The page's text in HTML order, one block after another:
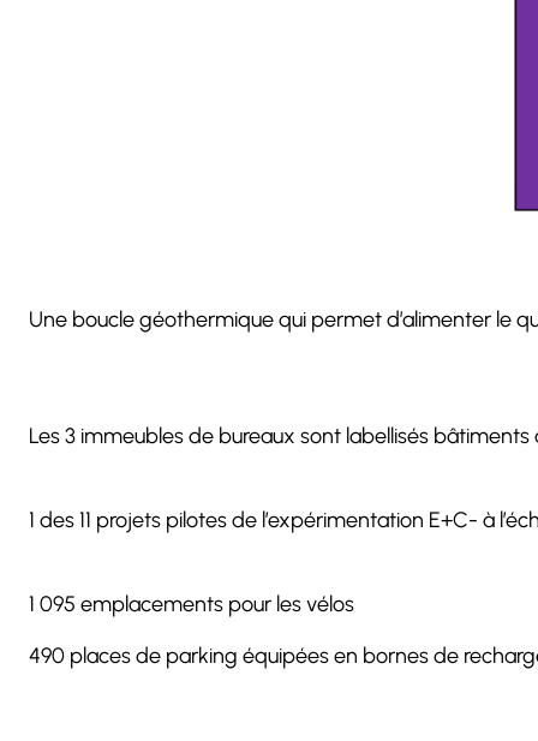
Une boucle géothermique qui permet d’alimenter le
Les 3 immeubles de bureaux sont labellisés
1 des 11 projets pilotes de l’expérimentation E+C- à
1 095 emplacements pour les vélos
490 places de parking équipées en bornes de